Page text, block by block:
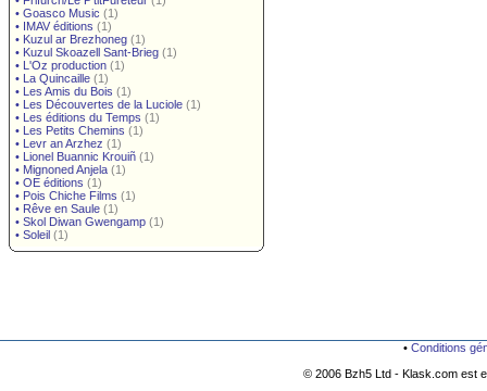
• Goasco Music (1)
• IMAV éditions (1)
• Kuzul ar Brezhoneg (1)
• Kuzul Skoazell Sant-Brieg (1)
• L'Oz production (1)
• La Quincaille (1)
• Les Amis du Bois (1)
• Les Découvertes de la Luciole (1)
• Les éditions du Temps (1)
• Les Petits Chemins (1)
• Levr an Arzhez (1)
• Lionel Buannic Krouiñ (1)
• Mignoned Anjela (1)
• OE éditions (1)
• Pois Chiche Films (1)
• Rêve en Saule (1)
• Skol Diwan Gwengamp (1)
• Soleil (1)
• Conditions
© 2006 Bzh5 Ltd - Klask.com est